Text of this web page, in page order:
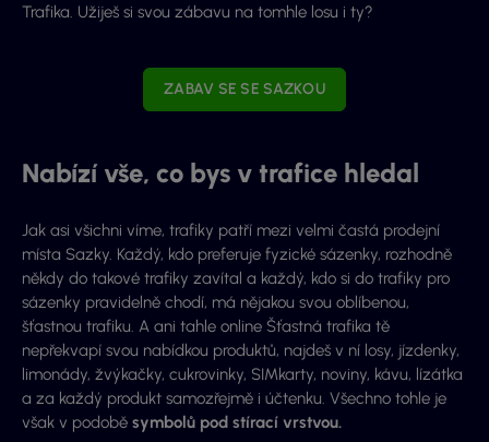
Trafika. Užiješ si svou zábavu na tomhle losu i ty?
ZABAV SE SE SAZKOU
Nabízí vše, co bys v trafice hledal
Jak asi všichni víme, trafiky patří mezi velmi častá prodejní
místa Sazky. Každý, kdo preferuje fyzické sázenky, rozhodně
někdy do takové trafiky zavítal a každý, kdo si do trafiky pro
sázenky pravidelně chodí, má nějakou svou oblíbenou,
šťastnou trafiku. A ani tahle online Šťastná trafika tě
nepřekvapí svou nabídkou produktů, najdeš v ní losy, jízdenky,
limonády, žvýkačky, cukrovinky, SIMkarty, noviny, kávu, lízátka
a za každý produkt samozřejmě i účtenku. Všechno tohle je
však v podobě symbolů pod stírací vrstvou.